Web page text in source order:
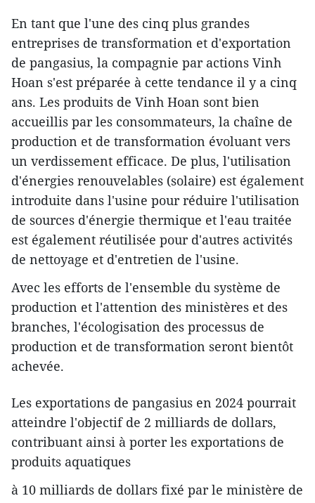
En tant que l'une des cinq plus grandes
entreprises de transformation et d'exportation
de pangasius, la compagnie par actions Vinh
Hoan s'est préparée à cette tendance il y a cinq
ans. Les produits de Vinh Hoan sont bien
accueillis par les consommateurs, la chaîne de
production et de transformation évoluant vers
un verdissement efficace. De plus, l'utilisation
d'énergies renouvelables (solaire) est également
introduite dans l'usine pour réduire l'utilisation
de sources d'énergie thermique et l'eau traitée
est également réutilisée pour d'autres activités
de nettoyage et d'entretien de l'usine.
Avec les efforts de l'ensemble du système de
production et l'attention des ministères et des
branches, l'écologisation des processus de
production et de transformation seront bientôt
achevée.
Les exportations de pangasius en 2024 pourrait
atteindre l'objectif de 2 milliards de dollars,
contribuant ainsi à porter les exportations de
produits aquatiques
à 10 milliards de dollars fixé par le ministère de